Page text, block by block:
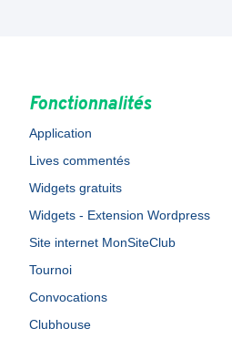
Fonctionnalités
Application
Lives commentés
Widgets gratuits
Widgets - Extension Wordpress
Site internet MonSiteClub
Tournoi
Convocations
Clubhouse